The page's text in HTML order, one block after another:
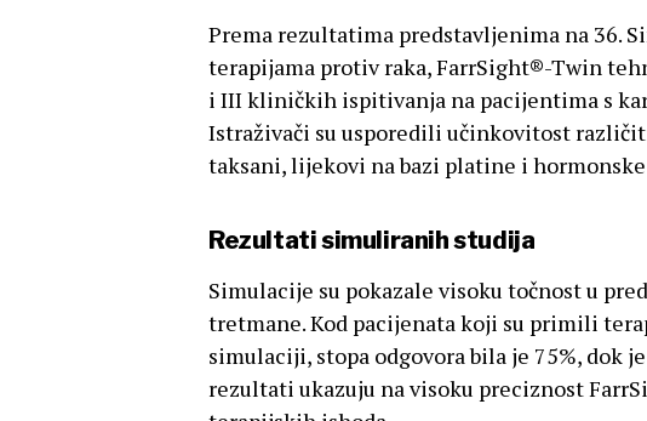
Prema rezultatima predstavljenima na 36.
terapijama protiv raka, FarrSight®-Twin
i III kliničkih ispitivanja na pacijentima s
Istraživači su usporedili učinkovitost
taksani, lijekovi na bazi platine i
Rezultati simuliranih studija
Simulacije su pokazale visoku točnost u
tretmane. Kod pacijenata koji su primili
simulaciji, stopa odgovora bila je 75%, dok
rezultati ukazuju na visoku preciznost